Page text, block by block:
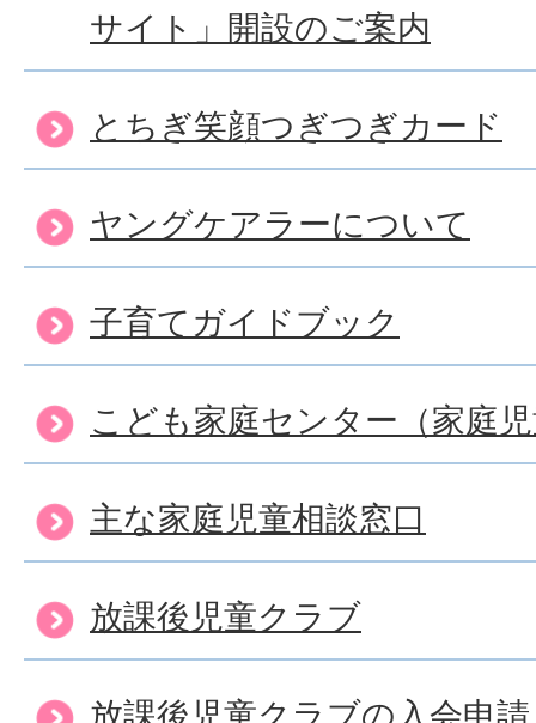
サイト」開設のご案内
とちぎ笑顔つぎつぎカード
ヤングケアラーについて
子育てガイドブック
こども家庭センター（家庭
主な家庭児童相談窓口
放課後児童クラブ
放課後児童クラブの入会申請